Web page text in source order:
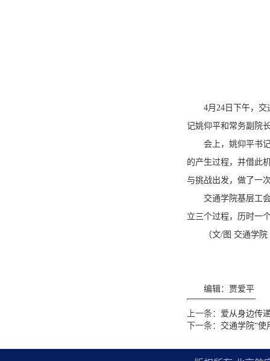
4月24日下午，
记姚仰平和常务副院
会上，姚仰平书
的产生过程，并借此
与挑战出发，做了一
交通学院基层工
立三个过程，历时一
（文/图 交通学
编辑：贾爱平
上一条： 爱从身边传
下一条： 交通学院“使